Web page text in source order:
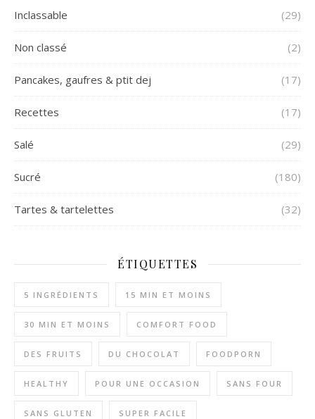
Inclassable (29)
Non classé (2)
Pancakes, gaufres & ptit dej (17)
Recettes (17)
Salé (29)
Sucré (180)
Tartes & tartelettes (32)
ÉTIQUETTES
5 INGRÉDIENTS 15 MIN ET MOINS
30 MIN ET MOINS COMFORT FOOD
DES FRUITS DU CHOCOLAT FOODPORN
HEALTHY POUR UNE OCCASION SANS FOUR
SANS GLUTEN SUPER FACILE